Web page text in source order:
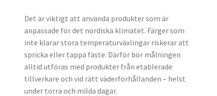
Det är viktigt att använda produkter som är
anpassade för det nordiska klimatet. Färger som
inte klarar stora temperaturväxlingar riskerar att
spricka eller tappa fäste. Därför bör målningen
alltid utföras med produkter från etablerade
tillverkare och vid rätt väderförhållanden – helst
under torra och milda dagar.